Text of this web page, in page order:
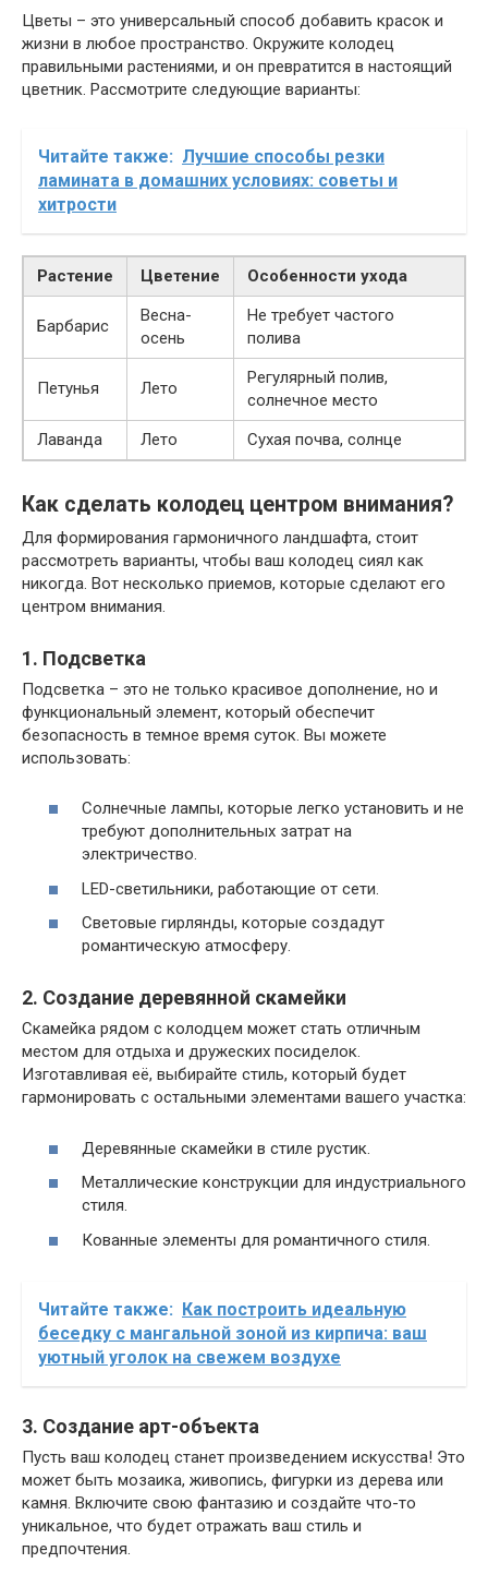
Цветы – это универсальный способ добавить красок и
жизни в любое пространство. Окружите колодец
правильными растениями, и он превратится в настоящий
цветник. Рассмотрите следующие варианты:
Читайте также: Лучшие способы резки
ламината в домашних условиях: советы и
хитрости
Растение Цветение Особенности ухода
Барбарис
Весна-
осень
Не требует частого
полива
Петунья Лето
Регулярный полив,
солнечное место
Лаванда
Лето Сухая почва, солнце
Как сделать колодец центром внимания?
Для формирования гармоничного ландшафта, стоит
рассмотреть варианты, чтобы ваш колодец сиял как
никогда. Вот несколько приемов, которые сделают его
центром внимания.
1. Подсветка
Подсветка – это не только красивое дополнение, но и
функциональный элемент, который обеспечит
безопасность в темное время суток. Вы можете
использовать:
Солнечные лампы, которые легко установить и не
требуют дополнительных затрат на
электричество.
LED-светильники, работающие от сети.
Световые гирлянды, которые создадут
романтическую атмосферу.
2. Создание деревянной скамейки
Скамейка рядом с колодцем может стать отличным
местом для отдыха и дружеских посиделок.
Изготавливая её, выбирайте стиль, который будет
гармонировать с остальными элементами вашего участка:
Деревянные скамейки в стиле рустик.
Металлические конструкции для индустриального
стиля.
Кованные элементы для романтичного стиля.
Читайте также: Как построить идеальную
беседку с мангальной зоной из кирпича: ваш
уютный уголок на свежем воздухе
3. Создание арт-объекта
Пусть ваш колодец станет произведением искусства! Это
может быть мозаика, живопись, фигурки из дерева или
камня. Включите свою фантазию и создайте что-то
уникальное, что будет отражать ваш стиль и
предпочтения.